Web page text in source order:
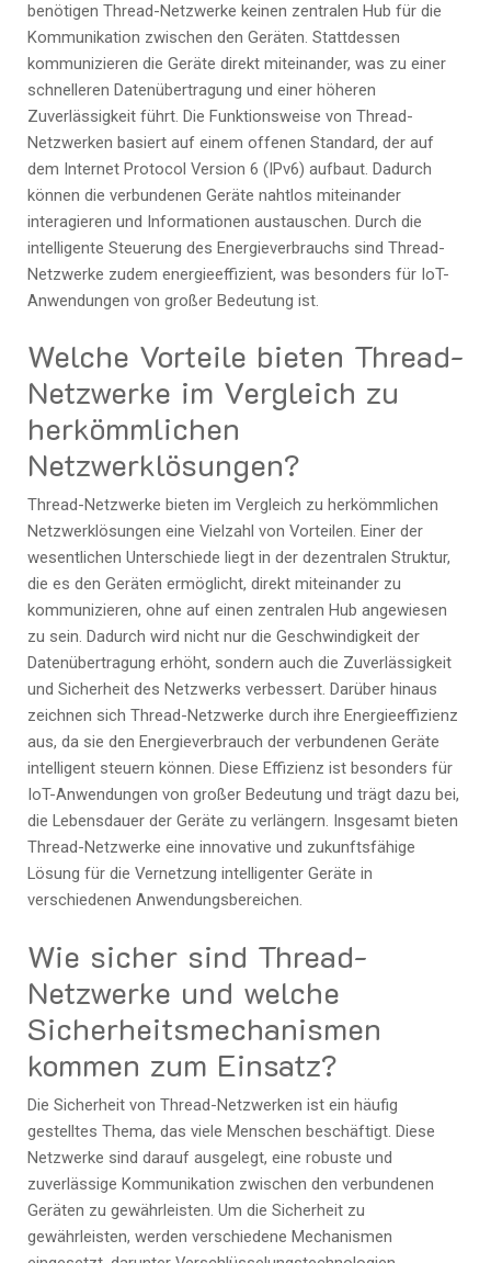
benötigen Thread-Netzwerke keinen zentralen Hub für die
Kommunikation zwischen den Geräten. Stattdessen
kommunizieren die Geräte direkt miteinander, was zu einer
schnelleren Datenübertragung und einer höheren
Zuverlässigkeit führt. Die Funktionsweise von Thread-
Netzwerken basiert auf einem offenen Standard, der auf
dem Internet Protocol Version 6 (IPv6) aufbaut. Dadurch
können die verbundenen Geräte nahtlos miteinander
interagieren und Informationen austauschen. Durch die
intelligente Steuerung des Energieverbrauchs sind Thread-
Netzwerke zudem energieeffizient, was besonders für IoT-
Anwendungen von großer Bedeutung ist.
Welche Vorteile bieten Thread-
Netzwerke im Vergleich zu
herkömmlichen
Netzwerklösungen?
Thread-Netzwerke bieten im Vergleich zu herkömmlichen
Netzwerklösungen eine Vielzahl von Vorteilen. Einer der
wesentlichen Unterschiede liegt in der dezentralen Struktur,
die es den Geräten ermöglicht, direkt miteinander zu
kommunizieren, ohne auf einen zentralen Hub angewiesen
zu sein. Dadurch wird nicht nur die Geschwindigkeit der
Datenübertragung erhöht, sondern auch die Zuverlässigkeit
und Sicherheit des Netzwerks verbessert. Darüber hinaus
zeichnen sich Thread-Netzwerke durch ihre Energieeffizienz
aus, da sie den Energieverbrauch der verbundenen Geräte
intelligent steuern können. Diese Effizienz ist besonders für
IoT-Anwendungen von großer Bedeutung und trägt dazu bei,
die Lebensdauer der Geräte zu verlängern. Insgesamt bieten
Thread-Netzwerke eine innovative und zukunftsfähige
Lösung für die Vernetzung intelligenter Geräte in
verschiedenen Anwendungsbereichen.
Wie sicher sind Thread-
Netzwerke und welche
Sicherheitsmechanismen
kommen zum Einsatz?
Die Sicherheit von Thread-Netzwerken ist ein häufig
gestelltes Thema, das viele Menschen beschäftigt. Diese
Netzwerke sind darauf ausgelegt, eine robuste und
zuverlässige Kommunikation zwischen den verbundenen
Geräten zu gewährleisten. Um die Sicherheit zu
gewährleisten, werden verschiedene Mechanismen